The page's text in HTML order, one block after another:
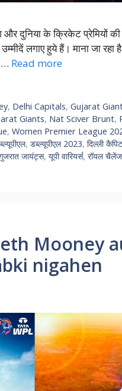
दुनिया के क्रिकेट प्रेमियों की
लगाए हुये हैं। माना जा रहा
… Read more
, Delhi Capitals,Gujarat
Giants, Nat Sciver Brunt,
, Women Premier League
, डब्ल्यूपीएल 2023, दिल्ली
जायंट्स, यूपी वारियर्स, रॉयल
Mooney
nigahen